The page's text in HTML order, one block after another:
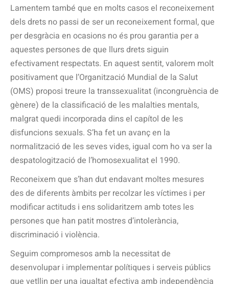
Lamentem també que en molts casos el reconeixement
dels drets no passi de ser un reconeixement formal, que
per desgràcia en ocasions no és prou garantia per a
aquestes persones de que llurs drets siguin
efectivament respectats. En aquest sentit, valorem molt
positivament que l’Organització Mundial de la Salut
(OMS) proposi treure la transsexualitat (incongruència de
gènere) de la classificació de les malalties mentals,
malgrat quedi incorporada dins el capítol de les
disfuncions sexuals. S’ha fet un avanç en la
normalització de les seves vides, igual com ho va ser la
despatologització de l’homosexualitat el 1990.
Reconeixem que s’han dut endavant moltes mesures
des de diferents àmbits per recolzar les víctimes i per
modificar actituds i ens solidaritzem amb totes les
persones que han patit mostres d’intolerància,
discriminació i violència.
Seguim compromesos amb la necessitat de
desenvolupar i implementar polítiques i serveis públics
que vetllin per una igualtat efectiva amb independència